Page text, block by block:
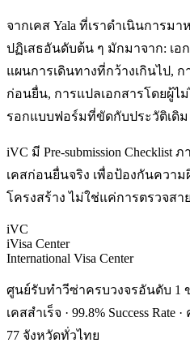
จากเคส Yala ที่เราดำเนินการม
ปฏิเสธอันดับต้น ๆ มักมาจาก: เอ
แผนการเดินทางที่กว้างเกินไป,
ก่อนยื่น, การแปลเอกสารโดยผู้ไ
รอกแบบฟอร์มที่ขัดกับประวัติเดิม
iVC มี Pre-submission
เคสก่อนยื่นจริง เพื่อป้องกันควา
โครงสร้าง ไม่ใช่แค่การตรวจสา
iVC
iVisa Center
International Visa Center
ศูนย์รับทำวีซ่าครบวงจรอันดับ 1
เคสสำเร็จ · 99.8% Success
77 จังหวัดทั่วไทย